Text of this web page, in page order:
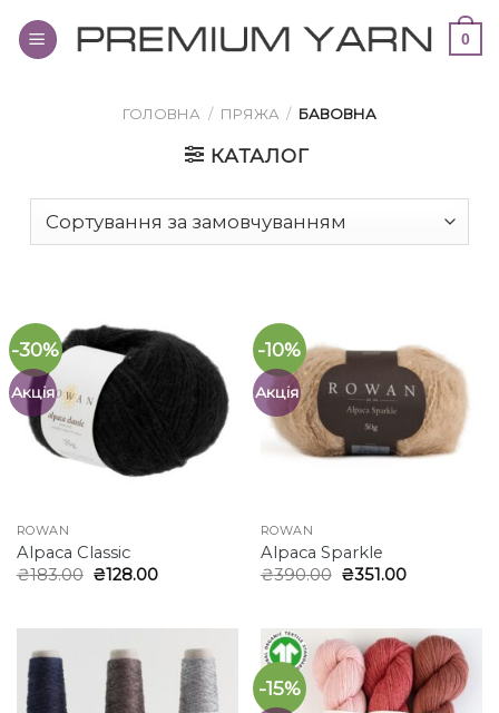
вміст
0
ГОЛОВНА / ПРЯЖА / БАВОВНА
КАТАЛОГ
-30%
Акція
ROWAN
Alpaca Classic
₴183.00 Оригінальна
₴128.00Поточна
-10%
Акція
ROWAN
Alpaca Sparkle
₴390.00 Оригінальна
₴351.00Поточна
-15%